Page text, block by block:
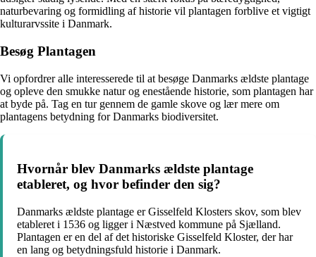
naturbevaring og formidling af historie vil plantagen forblive et vigtigt
kulturarvssite i Danmark.
Besøg Plantagen
Vi opfordrer alle interesserede til at besøge Danmarks ældste plantage
og opleve den smukke natur og enestående historie, som plantagen har
at byde på. Tag en tur gennem de gamle skove og lær mere om
plantagens betydning for Danmarks biodiversitet.
Hvornår blev Danmarks ældste plantage
etableret, og hvor befinder den sig?
Danmarks ældste plantage er Gisselfeld Klosters skov, som blev
etableret i 1536 og ligger i Næstved kommune på Sjælland.
Plantagen er en del af det historiske Gisselfeld Kloster, der har
en lang og betydningsfuld historie i Danmark.